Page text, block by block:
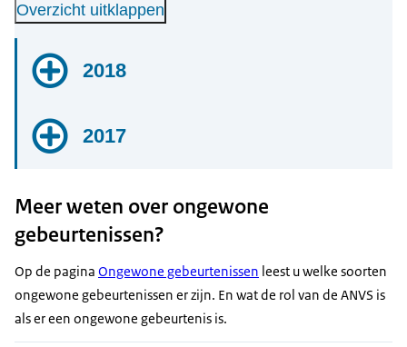
Overzicht uitklappen
2018
15 februari
INES-niveau 0
Op 15 februari 2018 heeft het Reactor Instituut
Delft (RID) telefonisch aan de ANVS gemeld dat
op 14 februari 2018 de reactor uit voorzorg is
afgeschakeld. Het RID is tijdens het uitvoeren
van een veiligheidsstudie tot het inzicht
2017
24 november
Foutieve klepinstelling in het vloeibare
stikstof systeem; INES-niveau 0
Op 29 november 2017 meldt het Reactor
Instituut Delft (RID) dat op 24 november 2017
een foutieve klepinstelling in het vloeibare
13 juli
Afwijking in vermogensmeting van de
Meer weten over ongewone
gebeurtenissen?
Op de pagina Ongewone gebeurtenissen leest u welke soorten
ongewone gebeurtenissen er zijn. En wat de rol van de ANVS is
als er een ongewone gebeurtenis is.